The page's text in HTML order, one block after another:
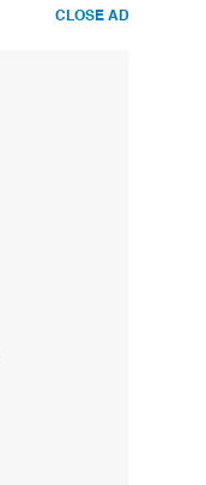
CLOSE AD